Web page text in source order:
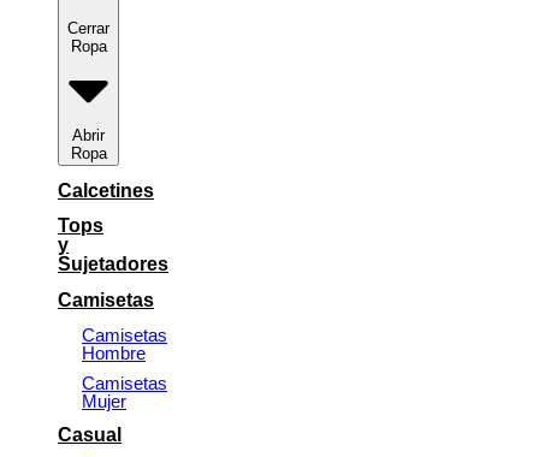
Cerrar
Ropa
Abrir
Ropa
Calcetines
Tops
y
Sujetadores
Camisetas
Camisetas
Hombre
Camisetas
Mujer
Casual